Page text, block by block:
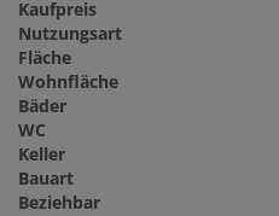
Kaufpreis
Nutzungsart
Fläche
Wohnfläche
Bäder
WC
Keller
Bauart
Beziehbar